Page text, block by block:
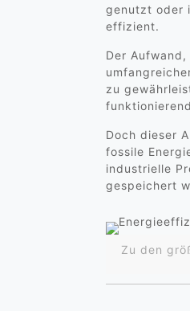
genutzt oder
effizient.
Der
zu
Doch dieser
fossile
industrielle
gespeichert
Zu den